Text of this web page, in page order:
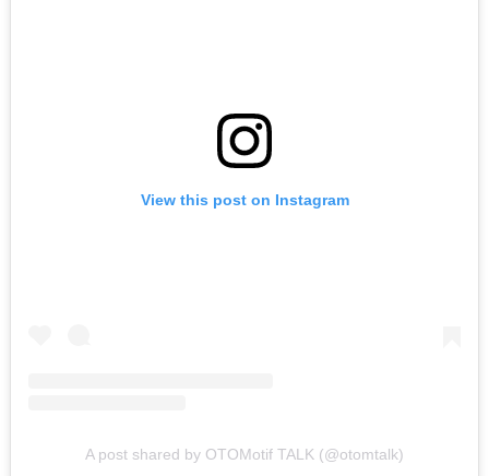
View this post on Instagram
A post shared by OTOMotif TALK (@otomtalk)